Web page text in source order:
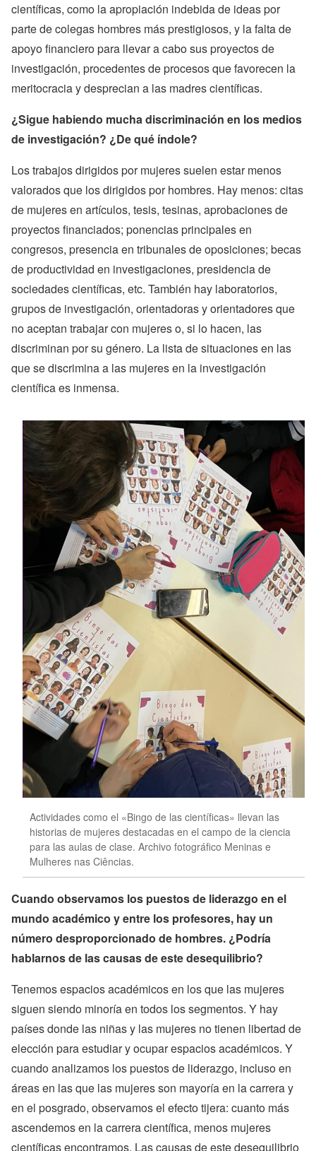
científicas, como la apropiación indebida de ideas por
parte de colegas hombres más prestigiosos, y la falta de
apoyo financiero para llevar a cabo sus proyectos de
investigación, procedentes de procesos que favorecen la
meritocracia y desprecian a las madres científicas.
¿Sigue habiendo mucha discriminación en los medios
de investigación? ¿De qué índole?
Los trabajos dirigidos por mujeres suelen estar menos
valorados que los dirigidos por hombres. Hay menos: citas
de mujeres en artículos, tesis, tesinas, aprobaciones de
proyectos financiados; ponencias principales en
congresos, presencia en tribunales de oposiciones; becas
de productividad en investigaciones, presidencia de
sociedades científicas, etc. También hay laboratorios,
grupos de investigación, orientadoras y orientadores que
no aceptan trabajar con mujeres o, si lo hacen, las
discriminan por su género. La lista de situaciones en las
que se discrimina a las mujeres en la investigación
científica es inmensa.
Actividades como el «Bingo de las científicas» llevan las
historias de mujeres destacadas en el campo de la ciencia
para las aulas de clase. Archivo fotográfico Meninas e
Mulheres nas Ciências.
Cuando observamos los puestos de liderazgo en el
mundo académico y entre los profesores, hay un
número desproporcionado de hombres. ¿Podría
hablarnos de las causas de este desequilibrio?
Tenemos espacios académicos en los que las mujeres
siguen siendo minoría en todos los segmentos. Y hay
países donde las niñas y las mujeres no tienen libertad de
elección para estudiar y ocupar espacios académicos. Y
cuando analizamos los puestos de liderazgo, incluso en
áreas en las que las mujeres son mayoría en la carrera y
en el posgrado, observamos el efecto tijera: cuanto más
ascendemos en la carrera científica, menos mujeres
científicas encontramos. Las causas de este desequilibrio